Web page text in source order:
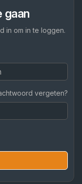
gaan
in om in te loggen.
vergeten?